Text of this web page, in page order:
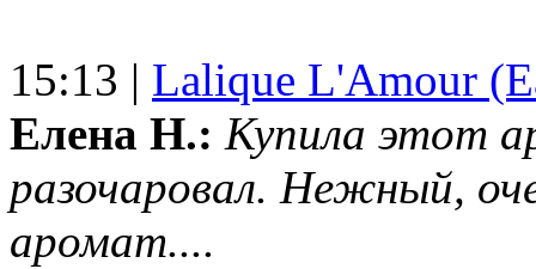
15:13 | Lalique L'Amour
Елена Н.: Купила этот
разочаровал. Нежный,
аромат....